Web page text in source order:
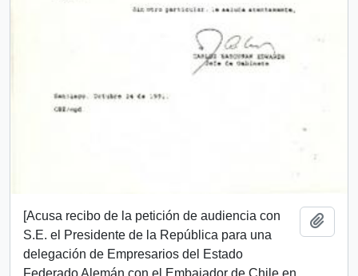
[Acusa recibo de la petición de audiencia con
S.E. el Presidente de la República para una
delegación de Empresarios del Estado
Federado Alemán con el Embajador de Chile en